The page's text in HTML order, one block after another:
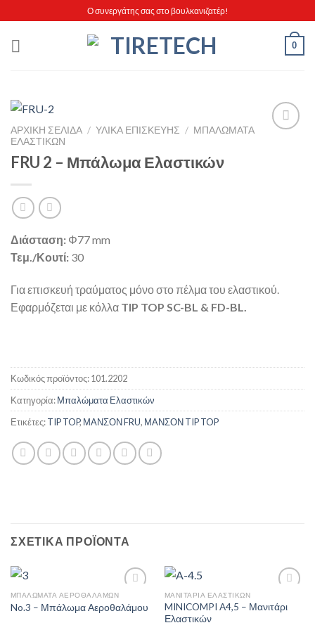
to
content
Ο συνεργάτης σας στο βουλκανιζατέρ!
0
ΑΡΧΙΚΉ ΣΕΛΊΔΑ / ΥΛΙΚΑ ΕΠΙΣΚΕΥΗΣ / ΜΠΑΛΏΜΑΤΑ
ΕΛΑΣΤΙΚΏΝ
FRU 2 – Μπάλωμα Ελαστικών
Διάσταση: Φ77 mm
Τεμ./Κουτί: 30
Για επισκευή τραύματος μόνο στο πέλμα του ελαστικού.
Εφαρμόζεται με κόλλα TIP TOP SC-BL & FD-BL.
Κωδικός προϊόντος:101.2202
Κατηγορία:Μπαλώματα Ελαστικών
Ετικέτες:TIP TOP, ΜΑΝΣΟΝ FRU, ΜΑΝΣΟΝ TIP TOP
ΣΧΕΤΙΚΆ ΠΡΟΪΌΝΤΑ
ΜΠΑΛΏΜΑΤΑ ΑΕΡΟΘΑΛΆΜΩΝ
No.3 – Μπάλωμα Αεροθαλάμου
ΜΑΝΙΤΆΡΙΑ ΕΛΑΣΤΙΚΏΝ
MINICOMPI A4,5 – Μανιτάρι
Ελαστικών